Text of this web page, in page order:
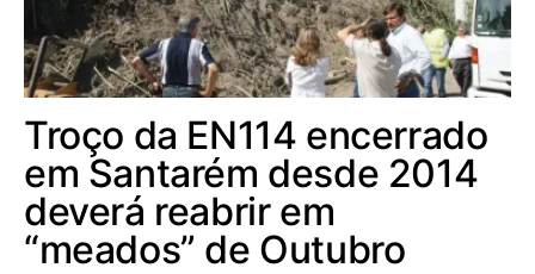
Troço da EN114 encerrado
em Santarém desde 2014
deverá reabrir em
“meados” de Outubro